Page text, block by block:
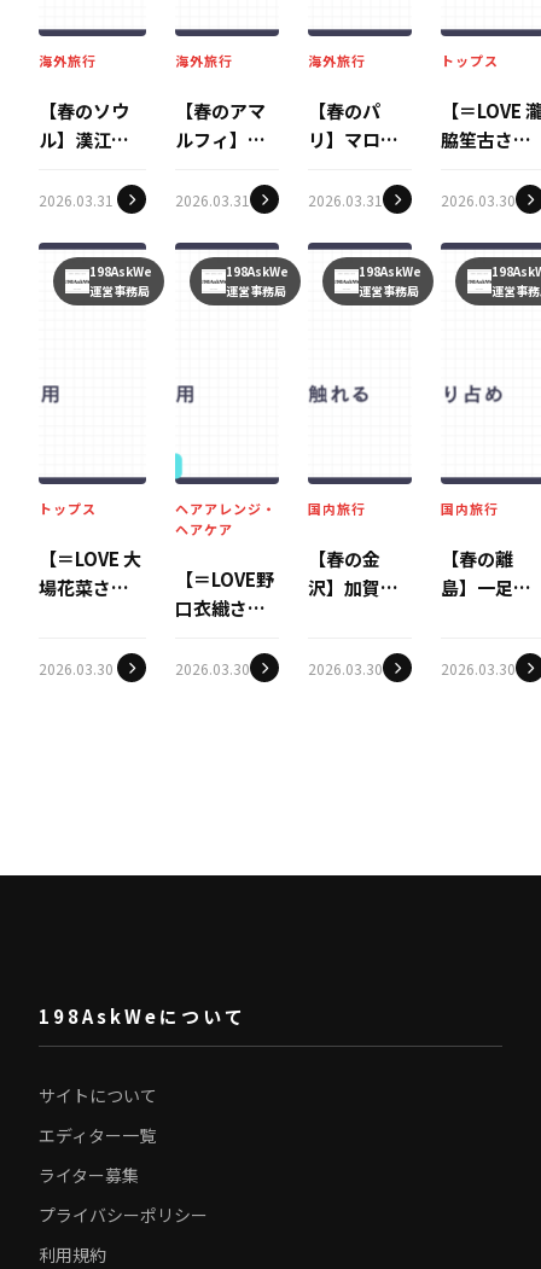
海外旅行
【春のソウ
ル】漢江の
トレンドに
性をアップ
デートす
る、最短最
2026.03.31
海外旅行
【春のアマ
ルフィ】レ
に誘われ
の「青」と
絶壁の街並
みに酔いし
2026.03.31
海外旅行
【春のパ
リ】マロニ
街角へ。世
が恋に落ち
る「最高の
季節」を歩
2026.03.31
トップス
【＝LOVE
脇笙古さん
のロゴスウ
える旬のス
トリートコ
ーデ
2026.03.30
198AskWe
運営事務局
トップス
【＝LOVE 大
場花菜さん
で買える！
2026.03.30
198AskWe
運営事務局
ヘアアレンジ・
ヘアケア
【＝LOVE野
口衣織さん
で叶える
2026.03.30
198AskWe
運営事務局
国内旅行
【春の金
沢】加賀の
園の桜と、
2026.03.30
運営事
国内旅行
【春の離
島】一足早
垣・宮古で
2026.03.30
198AskWeについて
サイトについて
エディター一覧
ライター募集
プライバシーポリシー
利用規約